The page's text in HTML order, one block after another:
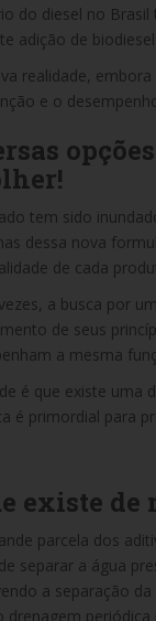
do diesel no
adição de
realidade,
e o
tem sido
dessa nova
de cada
a busca por
de seus
a mesma
é que existe uma
é primordial para
existe de
parcela dos
separar a água
a separação
drenagem